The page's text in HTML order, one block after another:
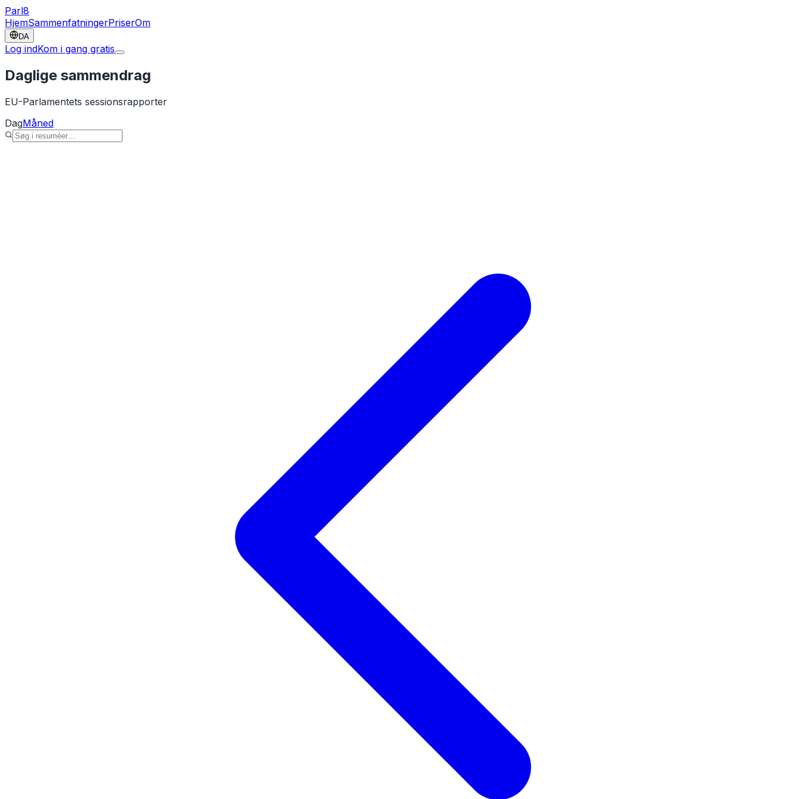
Parl8
HjemSammenfatningerPriserOm
DA
Log indKom i gang gratis
Daglige sammendrag
EU-Parlamentets sessionsrapporter
DagMåned